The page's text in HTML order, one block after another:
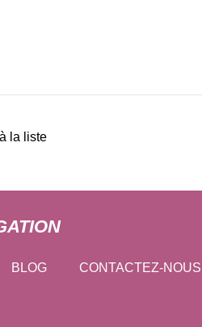
la liste
BLOG CONTACTEZ-NOUS